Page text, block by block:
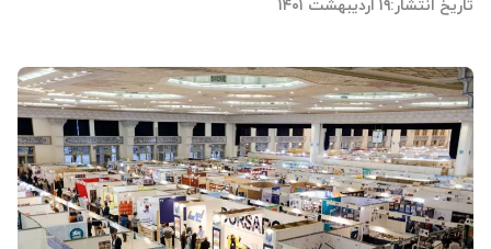
تاریخ انتشار:۱۹ اردیبهشت ۱۴۰۱